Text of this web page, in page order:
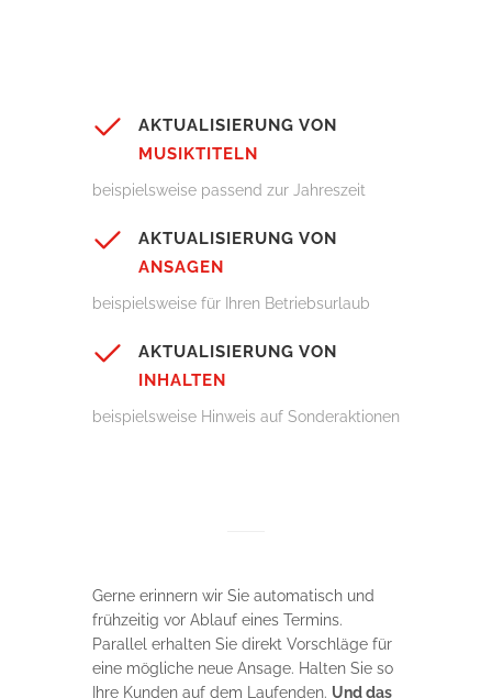
AKTUALISIERUNG VON
MUSIKTITELN
beispielsweise passend zur Jahreszeit
AKTUALISIERUNG VON
ANSAGEN
beispielsweise für Ihren Betriebsurlaub
AKTUALISIERUNG VON
INHALTEN
beispielsweise Hinweis auf Sonderaktionen
Gerne erinnern wir Sie automatisch und
frühzeitig vor Ablauf eines Termins.
Parallel erhalten Sie direkt Vorschläge für
eine mögliche neue Ansage. Halten Sie so
Ihre Kunden auf dem Laufenden. Und das